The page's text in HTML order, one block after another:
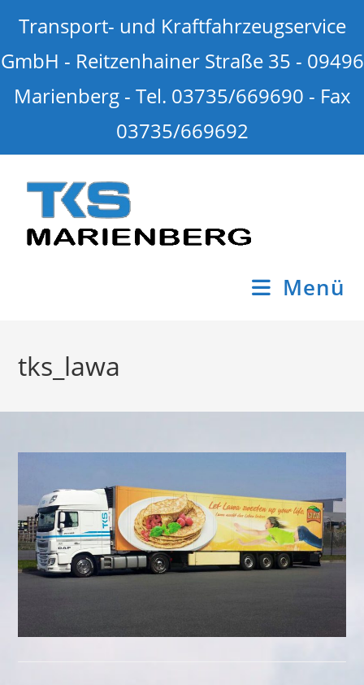
Transport- und Kraftfahrzeugservice
GmbH - Reitzenhainer Straße 35 - 09496
Marienberg - Tel. 03735/669690 - Fax
03735/669692
Menü
tks_lawa